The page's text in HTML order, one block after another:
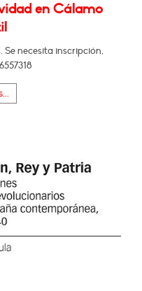
en Cálamo
Se necesita inscripción,